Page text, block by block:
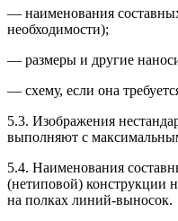
— наименования
необходимости);
— размеры и другие
— схему, если она
5.3. Изображения
выполняют с
5.4. Наименования
(нетиповой) конструкции
на полках линий-выносок.